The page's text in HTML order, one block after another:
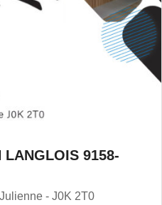
LANGLOIS 9158-
- J0K 2T0